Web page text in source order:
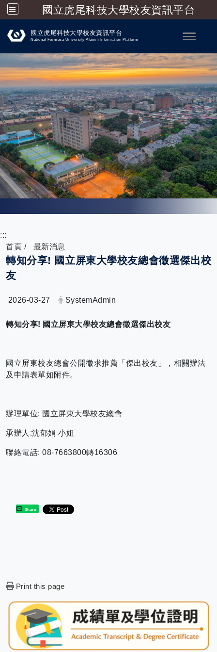
國立虎尾科技大學校友資訊平台
跳到主要內容
國立虎尾科技大學校友資訊平台
National Formosa University Alumni Information Platform
:::
首頁
最新消息
轉知分享! 國立屏東大學校友總會徵選傑出校
友
日期：
2026-03-27 發布者：
SystemAdmin
轉知分享! 國立屏東大學校友總會徵選傑出校友
國立屏東校友總會公開徵求推薦「傑出校友」，相關辦法
及申請表單如附件。
辦理單位: 國立屏東大學校友總會
承辦人:沈郁娟 小姐
聯絡電話: 08-7663800轉16306
Share
Print this page